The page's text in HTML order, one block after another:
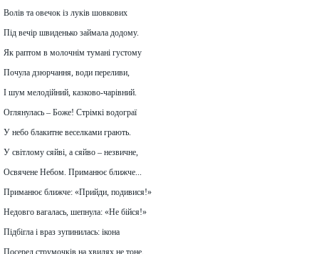
Волів та овечок із луків шовкових
Під вечір швиденько займала додому.
Як раптом в молочнім тумані густому
Почула дзюрчання, води переливи,
І шум мелодійний, казково-чарівний.
Оглянулась – Боже! Стрімкі водограї
У небо блакитне веселками грають.
У світлому сяйві, а сяйво – незвичне,
Освячене Небом. Приманює ближче...
Приманює ближче: «Прийди, подивися!»
Недовго вагалась, шепнула: «Не бійся!»
Підбігла і враз зупинилась: ікона
Посеред струмочків на хвилях не тоне.